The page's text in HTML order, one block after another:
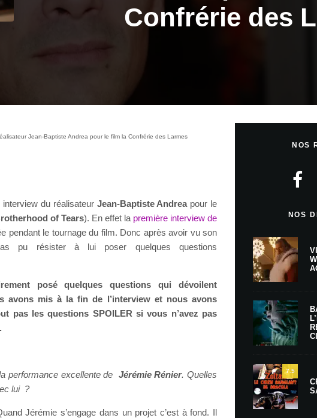
Confrérie des
Jean-Baptiste Andrea pour le film la Confrérie des Larmes
du réalisateur Jean-Baptiste Andreapour le
of Tears). En effet la première interview de
pendant le tournage du film. Donc après avoir vu son
pu résister à lui poser quelques questions
posé quelques questions qui dévoilent
avons mis à la fin de l’interview et nous avons
pas les questions SPOILER si vous n’avez pas
performance excellente de Jérémie Rénier. Quelles
lui ?
Jérémie s’engage dans un projet c’est à fond. Il
NOS
NOS
7.5